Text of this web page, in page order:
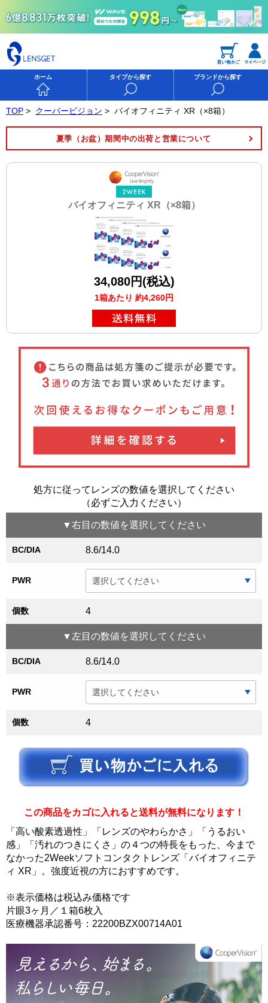
ホーム タイプから探す ブランドから探す
TOP > クーパービジョン > バイオフィニティ XR（×8箱）
夏季（お盆）期間中の出荷と営業について
バイオフィニティ XR（×8箱）
34,080円(税込)
1箱あたり 約4,260円
処方に従ってレンズの数値を選択してください
（必ずご入力ください）
▼右目 の数値を選択してください
BC/DIA 8.6/14.0
PWR
個数 4
▼ 左目 の数値を選択してください
BC/DIA 8.6/14.0
PWR
個数 4
この商品をカゴに入れると送料が無料になります！
「高い酸素透過性」「レンズのやわらかさ」「うるおい
感」「汚れのつきにくさ」の４つの特長をもった、今まで
なかった2Weekソフトコンタクトレンズ「バイオフィニテ
ィ XR」。強度近視の方におすすめです。
※表示価格は税込み価格です
片眼3ヶ月／１箱6枚入
医療機器承認番号：22200BZX00714A01